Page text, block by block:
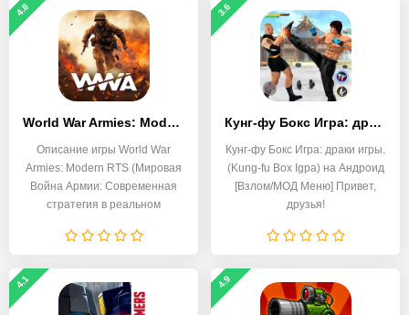
4.8
World War Armies: Modern RTS
Описание игры World War
Armies: Modern RTS (Мировая
Война Армии: Современная
стратегия в реальном
3.6
Кунг-фу Бокс Игра: драки игры
Кунг-фу Бокс Игра: драки игры.
(Kung-fu Box Igра) на Андроид
[Взлом/МОД Меню] Привет,
друзья!
4.1 4.9